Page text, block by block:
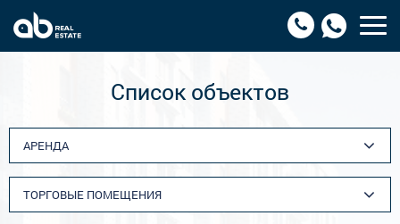
Список объектов
АРЕНДА
ТОРГОВЫЕ ПОМЕЩЕНИЯ